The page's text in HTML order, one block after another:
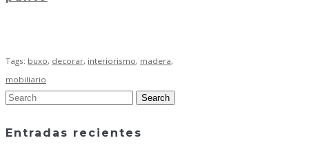
Tags: buxo, decorar, interiorismo, madera,
mobiliario
Entradas recientes